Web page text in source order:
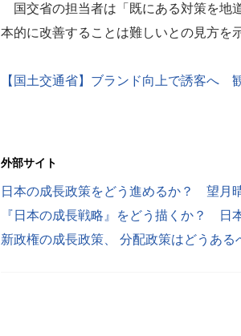
国交省の担当者は「既にある対策を地
本的に改善することは難しいとの見方を
【国土交通省】ブランド向上で誘客へ
外部サイト
『日本の成長戦略』をどう描くか？ 日
新政権の成長政策、 分配政策はどうある